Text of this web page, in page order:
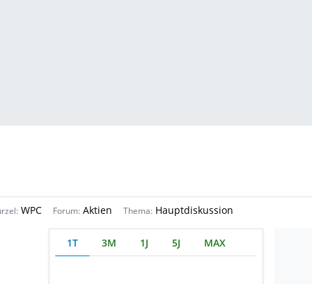
WPC Forum: Aktien Thema: Hauptdiskussion
1T 3M 1J 5J MAX